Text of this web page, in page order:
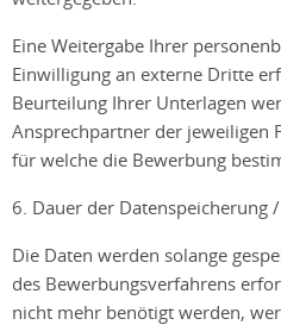
Eine Weitergabe Ihrer
Einwilligung an externe Dritte
Beurteilung Ihrer Unterlagen
Ansprechpartner der jeweiligen
für welche die Bewerbung
6. Dauer der Datenspeicherung
Die Daten werden solange
des Bewerbungsverfahrens
nicht mehr benötigt werden,